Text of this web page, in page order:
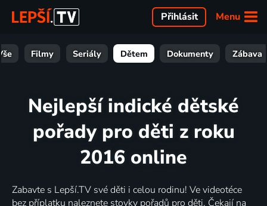
Menu
Přihlásit
Filmy Seriály Dětem Dokumenty Zábava
Nejlepší indické dětské
pořady pro děti z roku
2016 online
Zabavte s Lepší.TV své děti i celou rodinu! Ve videotéce
bez příplatku naleznete stovky pořadů pro děti. Čekají na